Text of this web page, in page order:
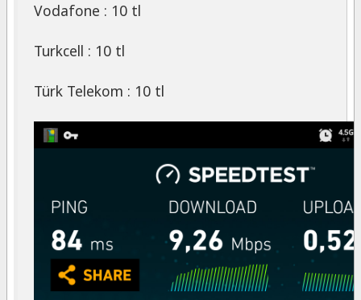
Vodafone : 10 tl
Turkcell : 10 tl
Türk Telekom : 10 tl